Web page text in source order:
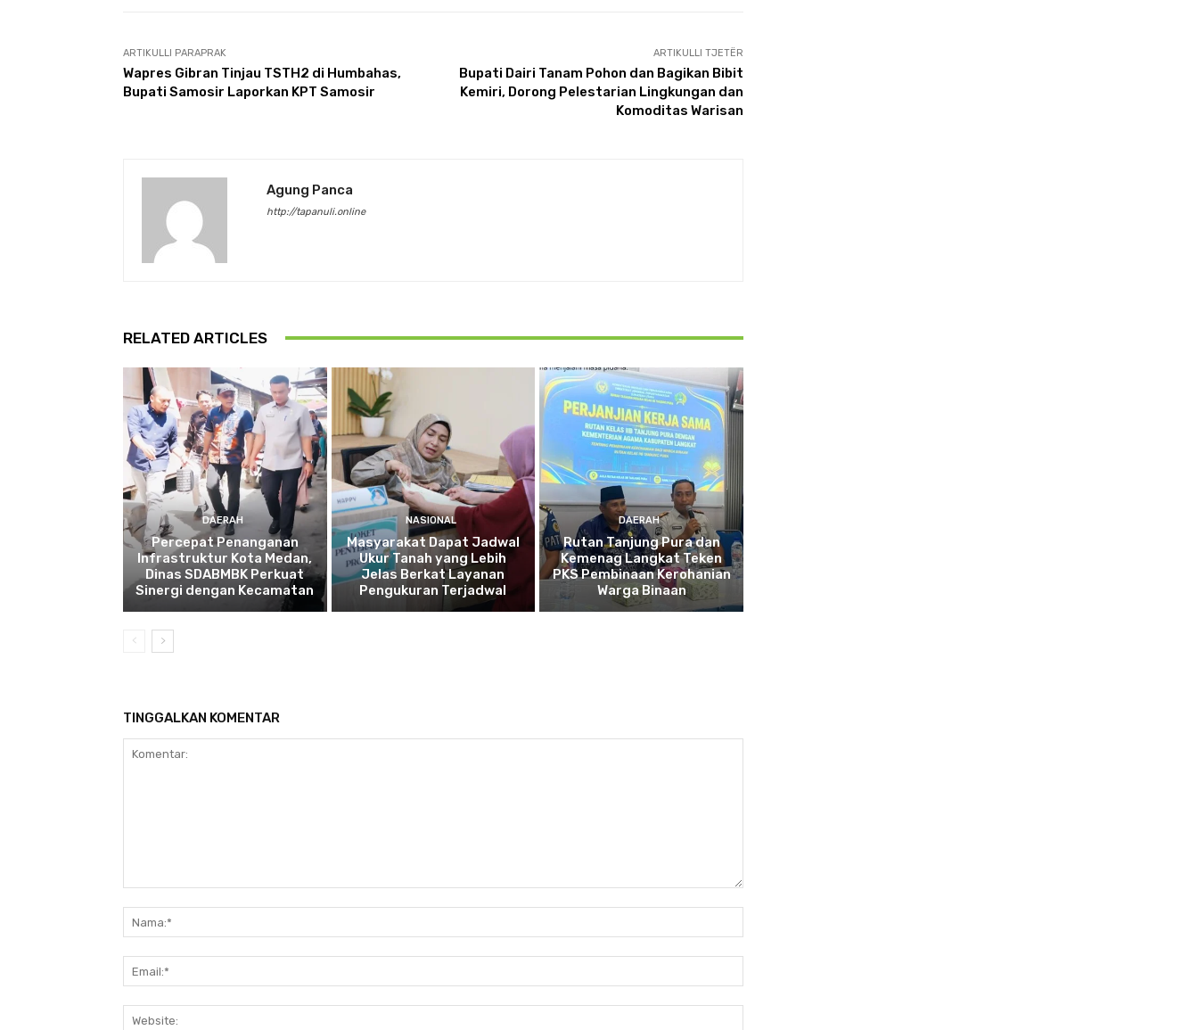
ARTIKULLI PARAPRAK
Wapres Gibran Tinjau TSTH2 di Humbahas,
Bupati Samosir Laporkan KPT Samosir
ARTIKULLI TJETËR
Bupati Dairi Tanam Pohon dan Bagikan Bibit
Kemiri, Dorong Pelestarian Lingkungan dan
Komoditas Warisan
Agung Panca
http://tapanuli.online
RELATED ARTICLES
DAERAH
Percepat Penanganan
Infrastruktur Kota Medan,
Dinas SDABMBK Perkuat
Sinergi dengan Kecamatan
NASIONAL
Masyarakat Dapat Jadwal
Ukur Tanah yang Lebih
Jelas Berkat Layanan
Pengukuran Terjadwal
DAERAH
Rutan Tanjung Pura dan
Kemenag Langkat Teken
PKS Pembinaan Kerohanian
Warga Binaan
TINGGALKAN KOMENTAR